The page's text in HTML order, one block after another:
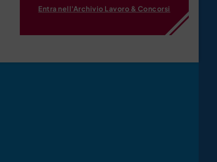
Entra nell'Archivio Lavoro & Concorsi